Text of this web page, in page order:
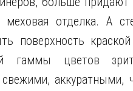
отделка. А
поверхность
гаммы цветов
аккуратными,